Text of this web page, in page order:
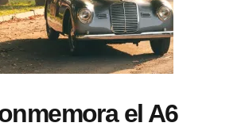
el A6